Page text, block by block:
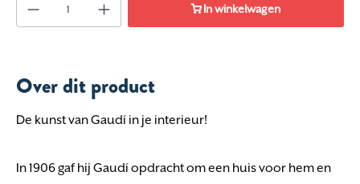
In winkelwagen
Over dit product
De kunst van Gaudí in je interieur!
In 1906 gaf hij Gaudí opdracht om een huis voor hem en